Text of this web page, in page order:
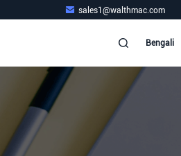
sales1@walthmac.com
Bengali